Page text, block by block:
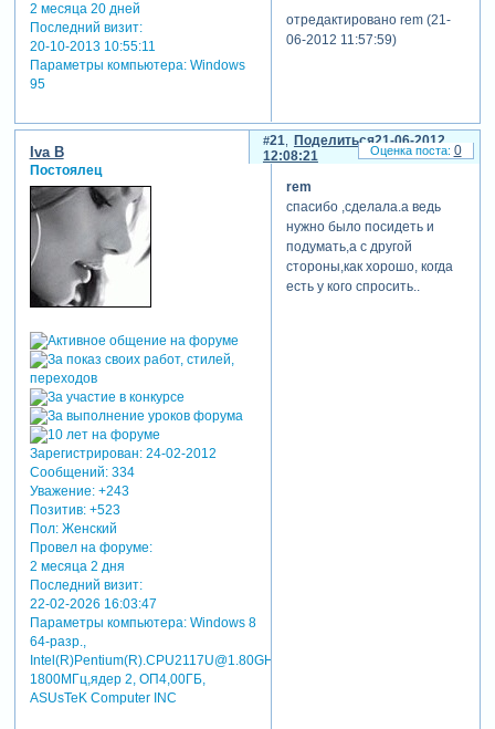
2 месяца 20 дней
Последний визит:
20-10-2013 10:55:11
Параметры компьютера:Windows
95
отредактировано rem (21-
06-2012 11:57:59)
Поделиться
21
21-06-2012
12:08:21
Iva B
Постоялец
Зарегистрирован: 24-02-2012
Сообщений:334
Уважение: +243
Позитив: +523
Пол:Женский
Провел на форуме:
2 месяца 2 дня
Последний визит:
22-02-2026 16:03:47
Параметры компьютера:Windows 8
64-разр.,
Intel(R)Pentium(R).CPU2117U@1.80GHz
1800MГц,ядер 2, ОП4,00ГБ,
ASUsTeK Computer INC
rem
спасибо ,сделала.а ведь
нужно было посидеть и
подумать,а с другой
стороны,как хорошо, когда
есть у кого спросить..
0